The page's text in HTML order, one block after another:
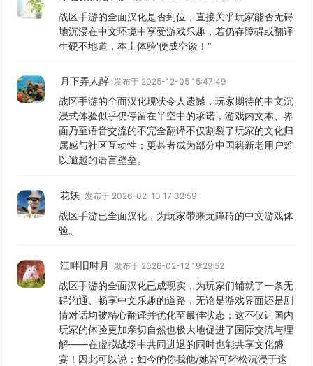
战区手游的全面汉化是否到位，直接关乎玩家能否无碍
地沉浸在中文环境中享受游戏乐趣，若仍存障碍或翻译
生硬不地道，本土体验'便成空谈！"
月下弄人醉 发布于 2025-12-05 15:47:49
战区手游的全面汉化现状令人遗憾，玩家期待的中文沉
浸式体验似乎仍停留在半空中的承诺，游戏内文本、界
面乃至语音交流的不完全翻译不仅割裂了玩家的文化归
属感与社区互动性；更甚者成为部分中国籍新老用户难
以逾越的语言壁垒。
花妖 发布于 2026-02-10 17:32:59
战区手游已全面汉化，为玩家带来无障碍的中文游戏体
验。
江畔旧时月 发布于 2026-02-12 19:29:52
战区手游的全面汉化已成现实，为玩家们铺就了一条无
碍沟通、畅享中文乐趣的道路，无论是游戏界面还是剧
情对话均被精心翻译并优化至最佳状态；这不仅让国内
玩家的体验更加亲切自然也极大地促进了国际交流与理
解——在虚拟战场中共同进退的同时也能共享文化盛
宴！因此可以说：如今的你我他/她皆可轻松沉浸于这